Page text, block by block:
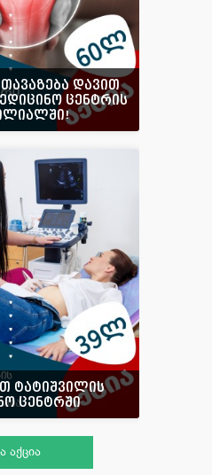
დავით
ცენტრის
ტატიშვილის
ცენტრში
აქცია